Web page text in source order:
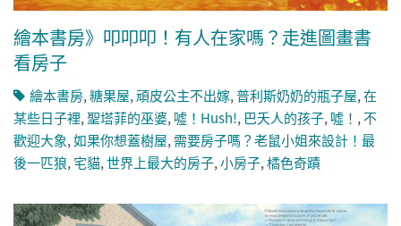
繪本書房》叩叩叩！有人在家嗎？走進圖畫書
看房子
繪本書房,糖果屋,頑皮公主不出嫁,普利斯奶奶的瓶子屋,在
某些日子裡,聖塔菲的巫婆,噓！Hush!, 巴夭人的孩子,噓！ ,不
歡迎大象,如果你想蓋樹屋,需要房子嗎？老鼠小姐來設計！最
後一匹狼,宅貓,世界上最大的房子,小房子,橘色奇蹟